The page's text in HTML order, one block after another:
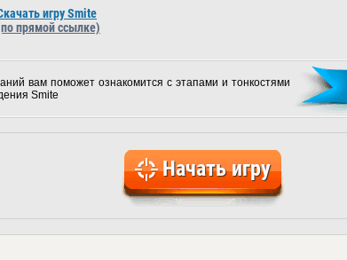
игру Smite
прямой ссылке)
вам поможет ознакомится с этапами и тонкостями
Smite
Начать игру